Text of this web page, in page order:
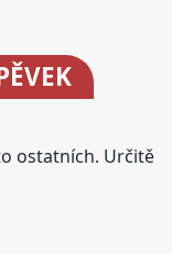
ostatních. Určitě